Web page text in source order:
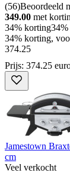
(56)Beoordeeld
349.00 met
34% korting
34% korting,
374.25
Prijs: 374.25
Jamestown
cm
Veel verkocht